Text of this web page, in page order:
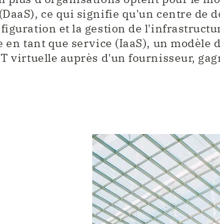
ce qui signifie qu'un centre de
et la gestion de
tant que service (IaaS), un modèle
virtuelle auprès d'un fournisseur,